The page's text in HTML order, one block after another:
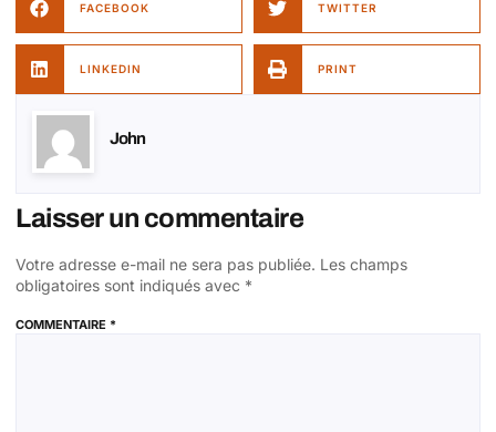
FACEBOOK TWITTER
LINKEDIN PRINT
John
Laisser un commentaire
Votre adresse e-mail ne sera pas publiée. Les champs
obligatoires sont indiqués avec *
COMMENTAIRE *